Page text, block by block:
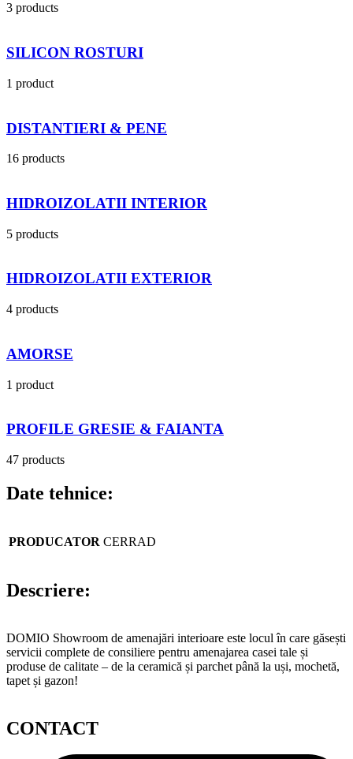
3 products
SILICON ROSTURI
1 product
DISTANTIERI & PENE
16 products
HIDROIZOLATII INTERIOR
5 products
HIDROIZOLATII EXTERIOR
4 products
AMORSE
1 product
PROFILE GRESIE & FAIANTA
47 products
Date tehnice:
PRODUCATOR CERRAD
Descriere:
DOMIO Showroom de amenajări interioare este locul în care găsești
servicii complete de consiliere pentru amenajarea casei tale și
produse de calitate – de la ceramică și parchet până la uși, mochetă,
tapet și gazon!
CONTACT